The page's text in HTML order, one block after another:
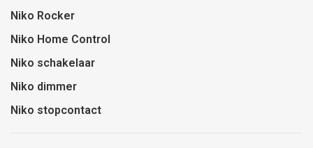
Niko Rocker
Niko Home Control
Niko schakelaar
Niko dimmer
Niko stopcontact